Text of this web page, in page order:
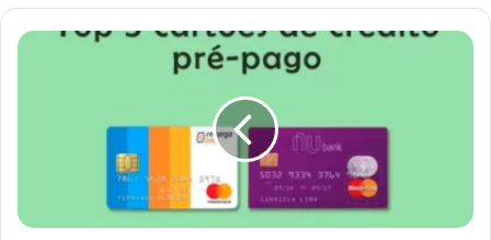
Cartão
Você